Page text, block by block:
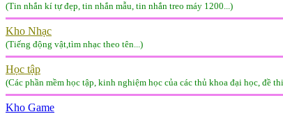
(Tin nhắn kí tự đẹp, tin nhắn mẫu, tin nhắn treo máy 1200...)
Kho Nhạc
(Tiếng động vật,tìm nhạc theo tên...)
Học tập
(Các phần mềm học tập, kinh nghiệm học của các thủ khoa đại học, đề
Kho Game